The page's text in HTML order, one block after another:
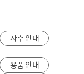
자수 안내
용품 안내